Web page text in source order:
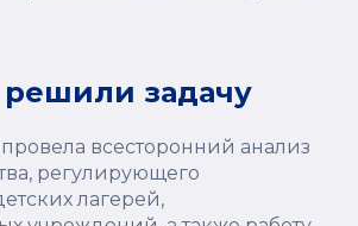
задачу
всесторонний анализ
регулирующего
лагерей,